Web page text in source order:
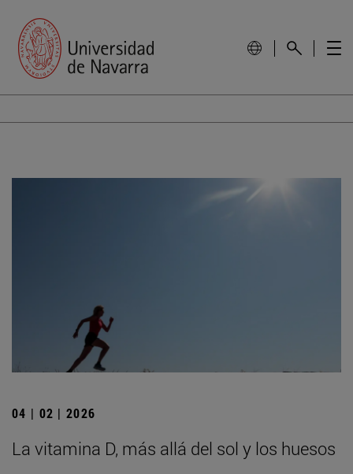
04 | 02 | 2026
La vitamina D, más allá del sol y los huesos